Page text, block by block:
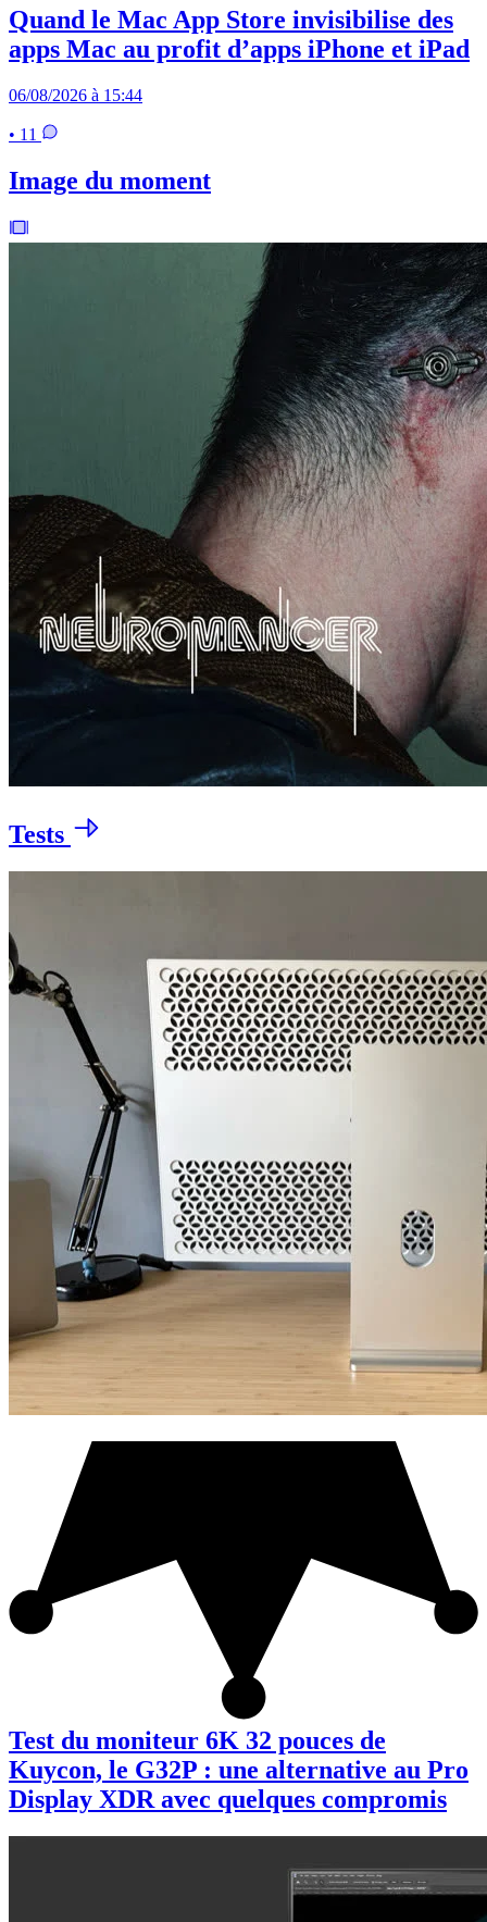
Quand le Mac App Store invisibilise des
apps Mac au profit d’apps iPhone et iPad
06/08/2026 à 15:44
• 11
Image du moment
Tests
Test du moniteur 6K 32 pouces de
Kuycon, le G32P : une alternative au Pro
Display XDR avec quelques compromis